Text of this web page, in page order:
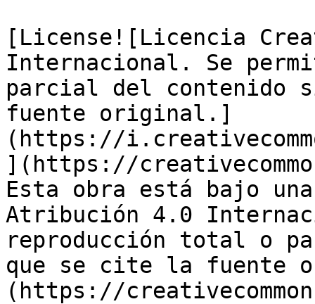
[License![Licencia
Internacional. Se
parcial del contenido
fuente original.]
(https://
](https://
Esta obra está bajo
Atribución 4.0
reproducción total o
que se cite la fuente
(https://